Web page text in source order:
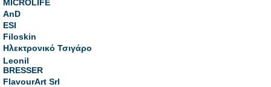
MICROLIFE
AnD
ESI
Filoskin
Ηλεκτρονικό Τσιγάρο
Leonil
BRESSER
FlavourArt Srl